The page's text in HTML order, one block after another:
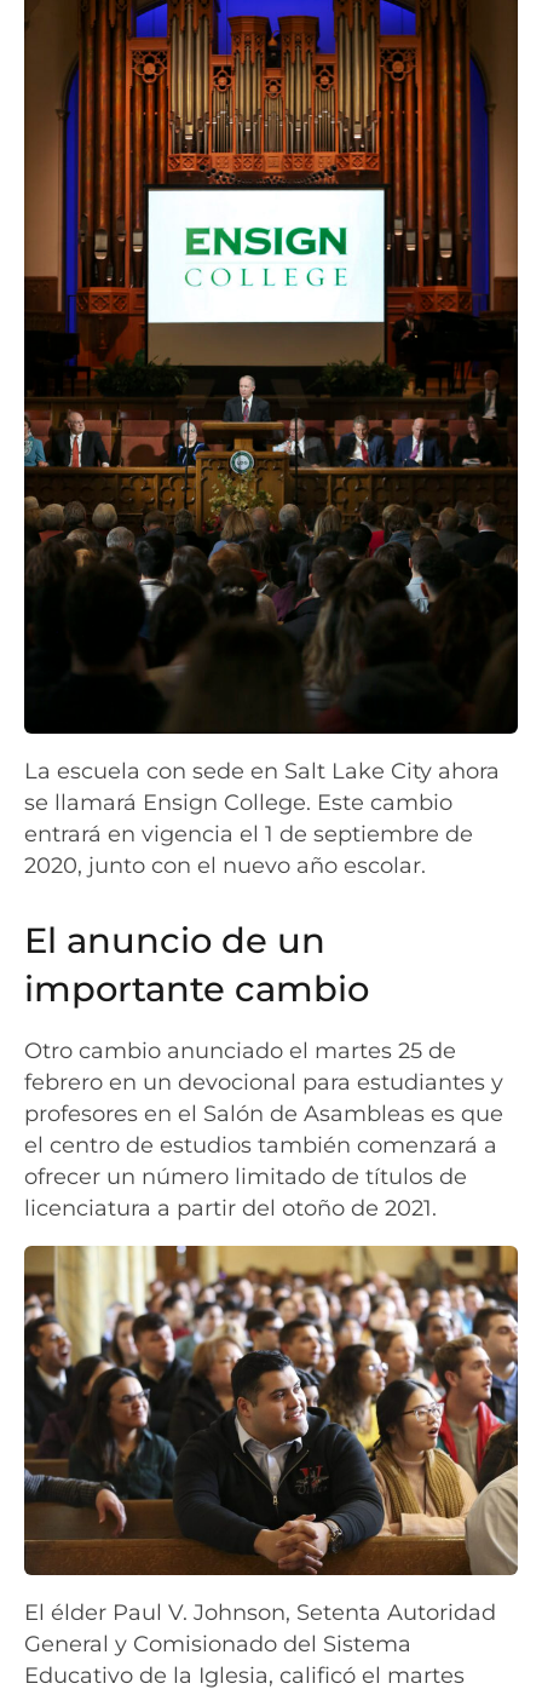
La escuela con sede en Salt Lake City ahora
se llamará Ensign College. Este cambio
entrará en vigencia el 1 de septiembre de
2020, junto con el nuevo año escolar.
El anuncio de un
importante cambio
Otro cambio anunciado el martes 25 de
febrero en un devocional para estudiantes y
profesores en el Salón de Asambleas es que
el centro de estudios también comenzará a
ofrecer un número limitado de títulos de
licenciatura a partir del otoño de 2021.
El élder Paul V. Johnson, Setenta Autoridad
General y Comisionado del Sistema
Educativo de la Iglesia, calificó el martes